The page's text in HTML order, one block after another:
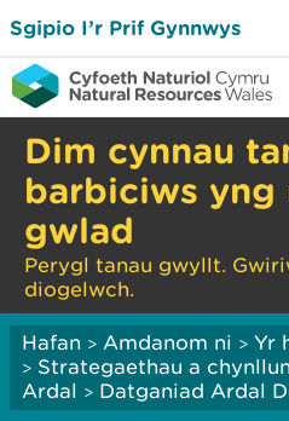
Sgipio I’r Prif Gynnwys
Dim cynnau
barbiciws yng
gwlad
Perygl tanau gwyllt.
diogelwch.
Hafan > Amdanom ni > Yr
> Strategaethau a
Ardal > Datganiad Ardal